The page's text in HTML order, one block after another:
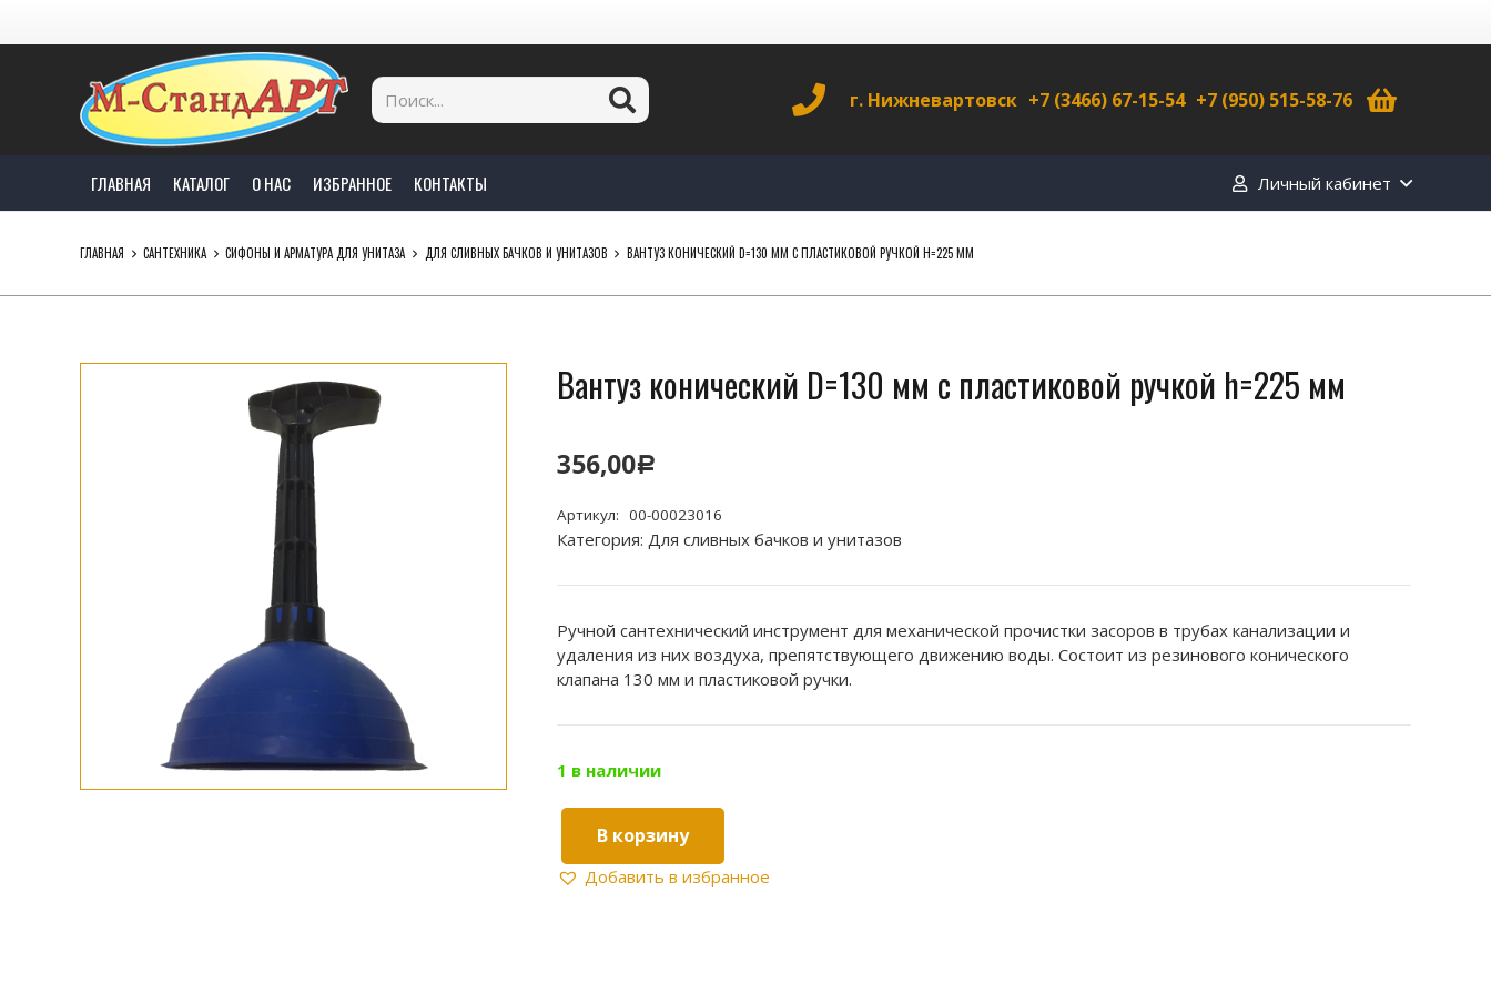
г. Нижневартовск +7 (3466) 67-15-54 +7 (950) 515-58-76
ГЛАВНАЯ КАТАЛОГ О НАС ИЗБРАННОЕ КОНТАКТЫ Личный кабинет
ГЛАВНАЯ САНТЕХНИКА СИФОНЫ И АРМАТУРА ДЛЯ УНИТАЗА ДЛЯ СЛИВНЫХ БАЧКОВ И УНИТАЗОВ ВАНТУЗ КОНИЧЕСКИЙ D=130 ММ С ПЛАСТИКОВОЙ РУЧКОЙ H=225 ММ
Вантуз конический D=130 мм с пластиковой ручкой h=225 мм
356,00Р
Артикул: 00-00023016
Категория: Для сливных бачков и унитазов
Ручной сантехнический инструмент для механической прочистки засоров в трубах канализации и
удаления из них воздуха, препятствующего движению воды. Состоит из резинового конического
клапана 130 мм и пластиковой ручки.
1 в наличии
Количество
товара
В корзину
Добавить в избранное